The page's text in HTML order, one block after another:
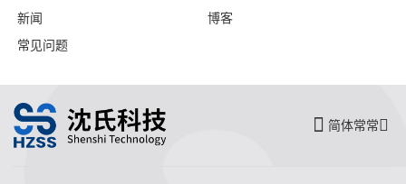
新闻
博客
常见问题
简体常常